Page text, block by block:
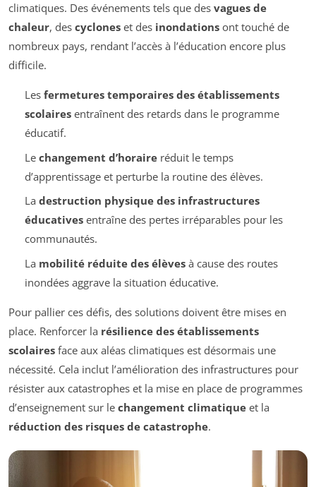
climatiques. Des événements tels que des vagues de
chaleur, des cyclones et des inondations ont touché de
nombreux pays, rendant l’accès à l’éducation encore plus
difficile.
Les fermetures temporaires des établissements
scolairesentraînent des retards dans le programme
éducatif.
Le changement d’horaireréduit le temps
d’apprentissage et perturbe la routine des élèves.
La destruction physique des infrastructures
éducativesentraîne des pertes irréparables pour les
communautés.
La mobilité réduite des élèvesà cause des routes
inondées aggrave la situation éducative.
Pour pallier ces défis, des solutions doivent être mises en
place. Renforcer la résilience des établissements
scolaires face aux aléas climatiques est désormais une
nécessité. Cela inclut l’amélioration des infrastructures pour
résister aux catastrophes et la mise en place de programmes
d’enseignement sur le changement climatique et la
réduction des risques de catastrophe.